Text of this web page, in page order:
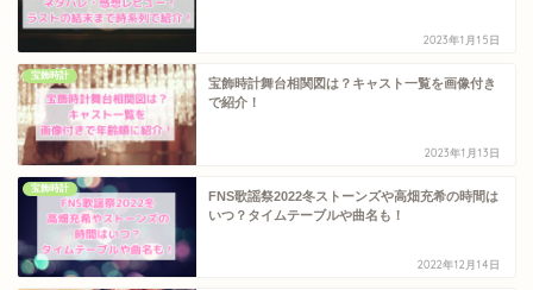
2023年1月15日
宝飾時計
宝飾時計舞台相関図は？キャスト一覧を画像付き
で紹介！
2023年1月13日
宝飾時計
FNS歌謡祭2022冬ストーンズや高畑充希の時間は
いつ？タイムテーブルや曲名も！
2022年12月14日